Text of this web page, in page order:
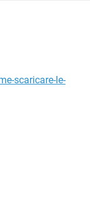
scaricare-le-